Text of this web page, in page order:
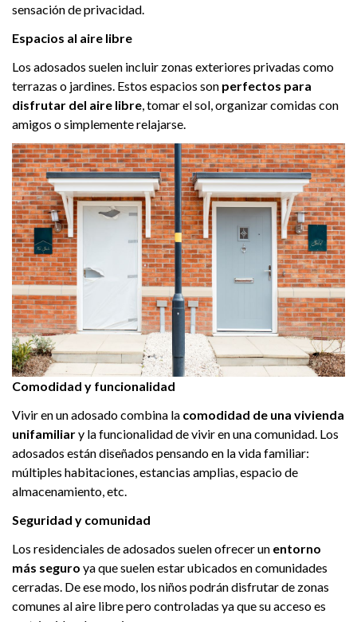
sensación de privacidad.
Espacios al aire libre
Los adosados suelen incluir zonas exteriores privadas como
terrazas o jardines. Estos espacios son perfectos para
disfrutar del aire libre, tomar el sol, organizar comidas con
amigos o simplemente relajarse.
Comodidad y funcionalidad
Vivir en un adosado combina la comodidad de una vivienda
unifamiliary la funcionalidad de vivir en una comunidad. Los
adosados están diseñados pensando en la vida familiar:
múltiples habitaciones, estancias amplias, espacio de
almacenamiento, etc.
Seguridad y comunidad
Los residenciales de adosados suelen ofrecer un entorno
más seguro ya que suelen estar ubicados en comunidades
cerradas. De ese modo, los niños podrán disfrutar de zonas
comunes al aire libre pero controladas ya que su acceso es